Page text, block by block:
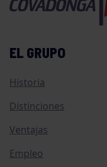
EL GRUPO
Historia
Distinciones
Ventajas
Empleo